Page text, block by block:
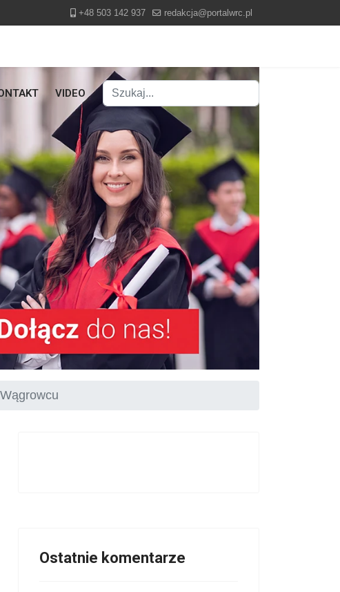
+48 503 142 937 redakcja@portalwrc.pl
VIDEO
Szukaj
Type 2 or more characters for results.
Ostatnie komentarze